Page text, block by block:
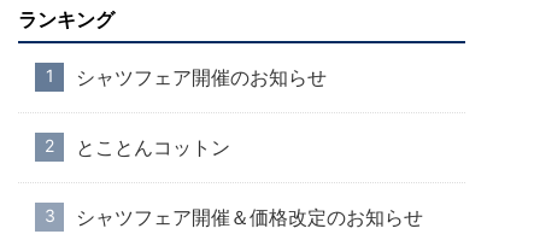
ランキング
シャツフェア開催のお知らせ
とことんコットン
シャツフェア開催＆価格改定のお知らせ